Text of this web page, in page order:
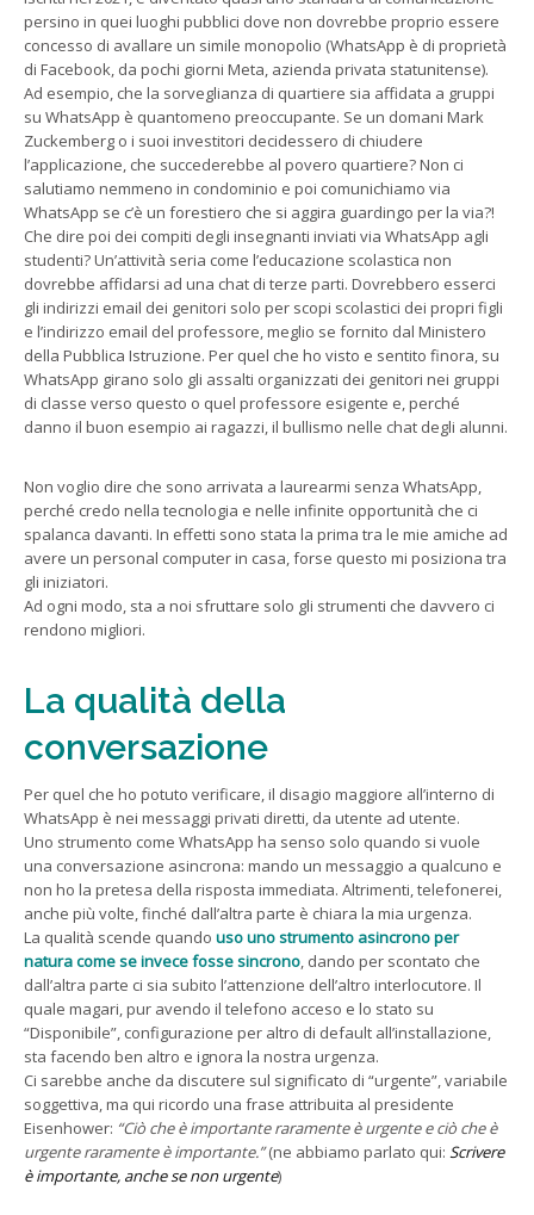
persino in quei luoghi pubblici dove non dovrebbe proprio essere
concesso di avallare un simile monopolio (WhatsApp è di proprietà
di Facebook, da pochi giorni Meta, azienda privata statunitense).
Ad esempio, che la sorveglianza di quartiere sia affidata a gruppi
su WhatsApp è quantomeno preoccupante. Se un domani Mark
Zuckemberg o i suoi investitori decidessero di chiudere
l’applicazione, che succederebbe al povero quartiere? Non ci
salutiamo nemmeno in condominio e poi comunichiamo via
WhatsApp se c’è un forestiero che si aggira guardingo per la via?!
Che dire poi dei compiti degli insegnanti inviati via WhatsApp agli
studenti? Un’attività seria come l’educazione scolastica non
dovrebbe affidarsi ad una chat di terze parti. Dovrebbero esserci
gli indirizzi email dei genitori solo per scopi scolastici dei propri figli
e l’indirizzo email del professore, meglio se fornito dal Ministero
della Pubblica Istruzione. Per quel che ho visto e sentito finora, su
WhatsApp girano solo gli assalti organizzati dei genitori nei gruppi
di classe verso questo o quel professore esigente e, perché
danno il buon esempio ai ragazzi, il bullismo nelle chat degli alunni.
Non voglio dire che sono arrivata a laurearmi senza WhatsApp,
perché credo nella tecnologia e nelle infinite opportunità che ci
spalanca davanti. In effetti sono stata la prima tra le mie amiche ad
avere un personal computer in casa, forse questo mi posiziona tra
gli iniziatori.
Ad ogni modo, sta a noi sfruttare solo gli strumenti che davvero ci
rendono migliori.
La qualità della
conversazione
Per quel che ho potuto verificare, il disagio maggiore all’interno di
WhatsApp è nei messaggi privati diretti, da utente ad utente.
Uno strumento come WhatsApp ha senso solo quando si vuole
una conversazione asincrona: mando un messaggio a qualcuno e
non ho la pretesa della risposta immediata. Altrimenti, telefonerei,
anche più volte, finché dall’altra parte è chiara la mia urgenza.
La qualità scende quando uso uno strumento asincrono per
natura come se invece fosse sincrono, dando per scontato che
dall’altra parte ci sia subito l’attenzione dell’altro interlocutore. Il
quale magari, pur avendo il telefono acceso e lo stato su
“Disponibile”, configurazione per altro di default all’installazione,
sta facendo ben altro e ignora la nostra urgenza.
Ci sarebbe anche da discutere sul significato di “urgente”, variabile
soggettiva, ma qui ricordo una frase attribuita al presidente
Eisenhower: “Ciò che è importante raramente è urgente e ciò che è
urgente raramente è importante.”(ne abbiamo parlato qui: Scrivere
è importante, anche se non urgente)